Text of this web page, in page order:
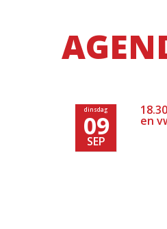
dinsdag
09
SEP
en